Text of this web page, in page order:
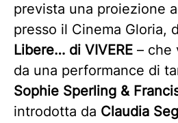
prevista una proiezione
presso il Cinema Gloria,
Libere… di VIVERE – che
da una performance di
Sophie Sperling &
introdotta da Claudia